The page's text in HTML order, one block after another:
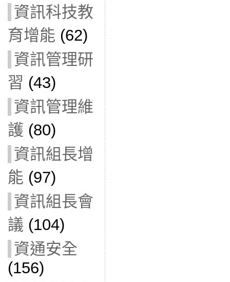
資訊科技教
育增能 (62)
資訊管理研
習 (43)
資訊管理維
護 (80)
資訊組長增
能 (97)
資訊組長會
議 (104)
資通安全
(156)